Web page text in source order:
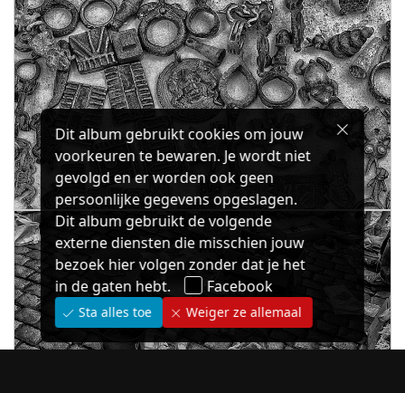
Dit album gebruikt cookies om jouw
voorkeuren te bewaren. Je wordt niet
gevolgd en er worden ook geen
persoonlijke gegevens opgeslagen.
Dit album gebruikt de volgende
externe diensten die misschien jouw
bezoek hier volgen zonder dat je het
in de gaten hebt.
Facebook
Sta alles toe Weiger ze allemaal